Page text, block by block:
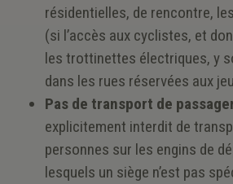
résidentielles, de rencontre,
(si l’accès aux cyclistes, et
les trottinettes électriques, y
dans les rues réservées aux
Pas de transport de
explicitement interdit de
personnes sur les engins de
lesquels un siège n’est pas